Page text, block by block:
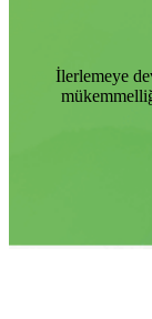
İlerlemeye